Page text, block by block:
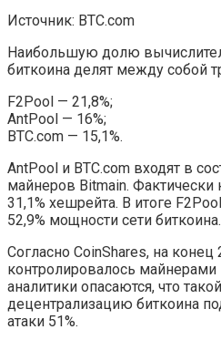
Источник: BTC.com
Наибольшую долю
биткоина делят между собой
F2Pool — 21,8%;
AntPool — 16%;
BTC.com — 15,1%.
AntPool и BTC.com входят в
майнеров Bitmain. Фактически
31,1% хешрейта. В итоге
52,9% мощности сети биткоина.
Согласно CoinShares, на
контролировалось майнерами
аналитики опасаются, что
децентрализацию биткоина
атаки 51%.